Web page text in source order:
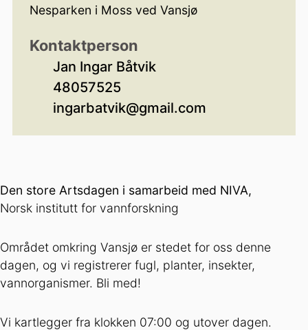
Nesparken i Moss ved Vansjø
Kontaktperson
Jan Ingar Båtvik
48057525
ingarbatvik@gmail.com
Den store Artsdagen i samarbeid med NIVA,
Norsk institutt for vannforskning
Området omkring Vansjø er stedet for oss denne
dagen, og vi registrerer fugl, planter, insekter,
vannorganismer. Bli med!
Vi kartlegger fra klokken 07:00 og utover dagen.